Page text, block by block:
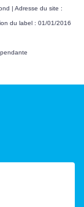
| Adresse du site :
du label : 01/01/2016